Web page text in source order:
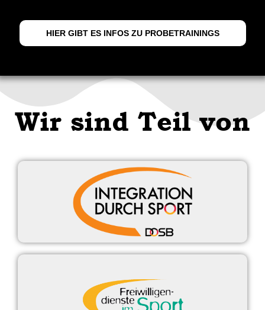
HIER GIBT ES INFOS ZU PROBETRAININGS
Wir sind Teil von